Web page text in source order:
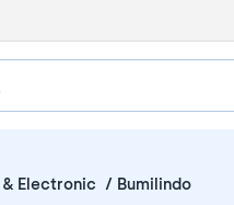
Electronic Bumilindo